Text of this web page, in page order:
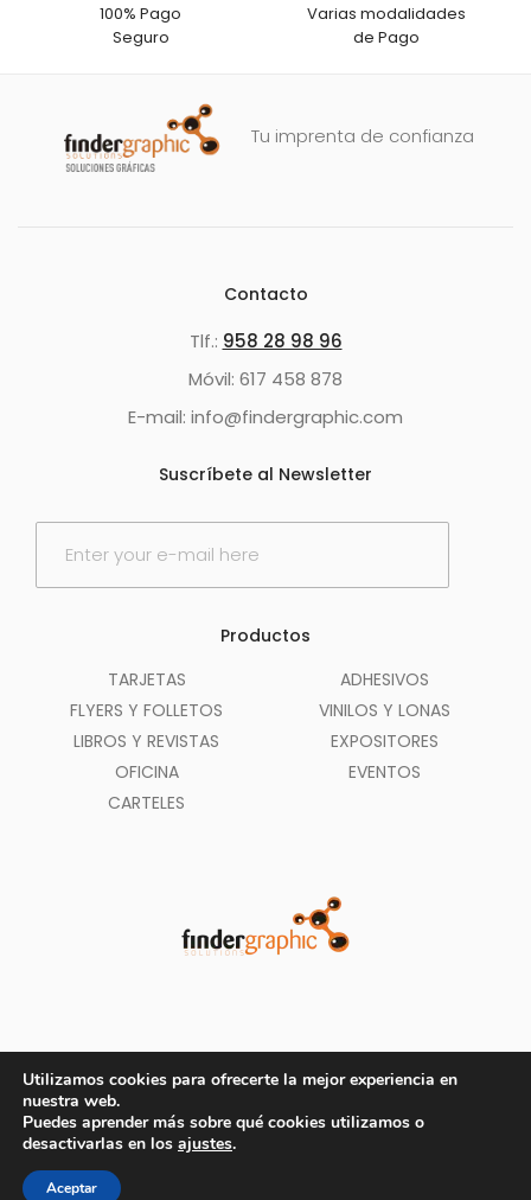
100% Pago
Seguro
Varias modalidades
de Pago
Tu imprenta de confianza
Contacto
Tlf.: 958 28 98 96
Móvil: 617 458 878
E-mail: info@findergraphic.com
Suscríbete al Newsletter
E
Productos
TARJETAS
FLYERS Y FOLLETOS
LIBROS Y REVISTAS
OFICINA
CARTELES
ADHESIVOS
VINILOS Y LONAS
EXPOSITORES
EVENTOS
Métodos de pago aceptados
© Copyright 2020
Utilizamos cookies para ofrecerte la mejor experiencia en
nuestra web.
Puedes aprender más sobre qué cookies utilizamos o
desactivarlas en los ajustes.
Aceptar